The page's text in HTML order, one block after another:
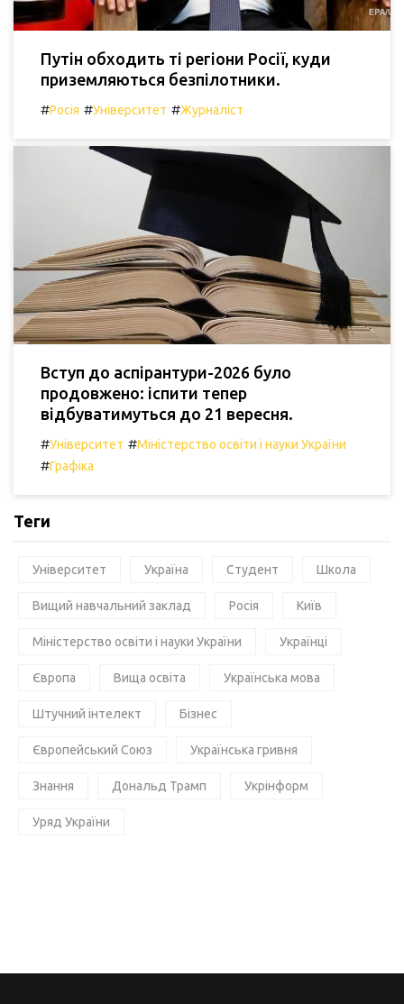
Путін обходить ті регіони Росії, куди
приземляються безпілотники.
#Росія #Університет #Журналіст
Вступ до аспірантури-2026 було
продовжено: іспити тепер
відбуватимуться до 21 вересня.
#Університет #Міністерство освіти і науки України
#Графіка
Теги
Університет Україна Студент Школа
Вищий навчальний заклад Росія Київ
Міністерство освіти і науки України Українці
Європа Вища освіта Українська мова
Штучний інтелект Бізнес
Європейський Союз Українська гривня
Знання Дональд Трамп Укрінформ
Уряд України